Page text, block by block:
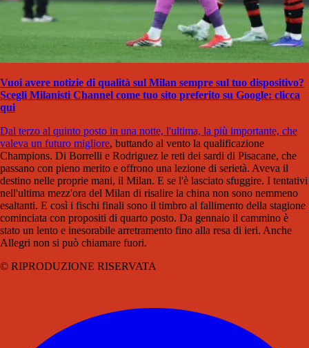
Vuoi avere notizie di qualità sul Milan sempre sul tuo dispositivo?
Scegli Milanisti Channel come tuo sito preferito su Google: clicca
qui
Dal terzo al quinto posto in una notte, l'ultima, la più importante, che
valeva un futuro migliore, buttando al vento la qualificazione
Champions. Di Borrelli e Rodriguez le reti dei sardi di Pisacane, che
passano con pieno merito e offrono una lezione di serietà. Aveva il
destino nelle proprie mani, il Milan. E se l'è lasciato sfuggire. I tentativi
nell'ultima mezz'ora del Milan di risalire la china non sono nemmeno
esaltanti. E così i fischi finali sono il timbro al fallimento della stagione
cominciata con propositi di quarto posto. Da gennaio il cammino è
stato un lento e inesorabile arretramento fino alla resa di ieri. Anche
Allegri non si può chiamare fuori.
© RIPRODUZIONE RISERVATA